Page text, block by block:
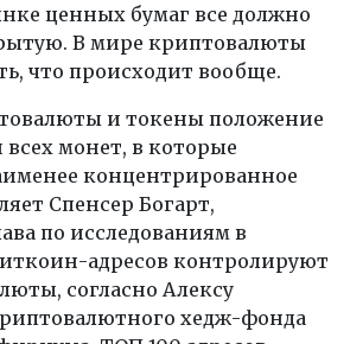
ценных бумаг все должно
В мире криптовалюты
что происходит вообще.
и токены положение
всех монет, в которые
концентрированное
Спенсер Богарт,
по исследованиям в
адресов контролируют
согласно Алексу
хедж-фонда